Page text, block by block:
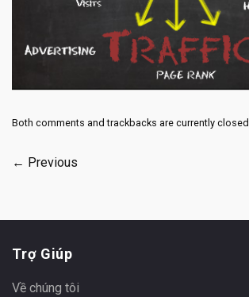
Both comments and trackbacks are currently closed.
← Previous
Trợ Giúp
Về chúng tôi